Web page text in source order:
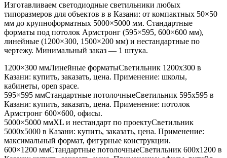
Изготавливаем светодиодные светильники любых
типоразмеров для объектов в в Казани: от компактных 50×50
мм до крупноформатных 5000×5000 мм. Стандартные
форматы под потолок Армстронг (595×595, 600×600 мм),
линейные (1200×300, 1500×200 мм) и нестандартные по
чертежу. Минимальный заказ — 1 штука.
1200×300 ммЛинейные форматыСветильник 1200x300 в
Казани: купить, заказать, цена. Применение: школы,
кабинеты, open space.
595×595 ммСтандартные потолочныеСветильник 595x595 в
Казани: купить, заказать, цена. Применение: потолок
Армстронг 600×600, офисы.
5000×5000 ммXL и нестандарт по проектуСветильник
5000x5000 в Казани: купить, заказать, цена. Применение:
максимальный формат, фигурные конструкции.
600×1200 ммСтандартные потолочныеСветильник 600x1200 в